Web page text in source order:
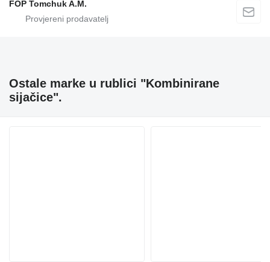
FOP Tomchuk A.M.
Ostale marke u rublici "Kombinirane
sijačice".